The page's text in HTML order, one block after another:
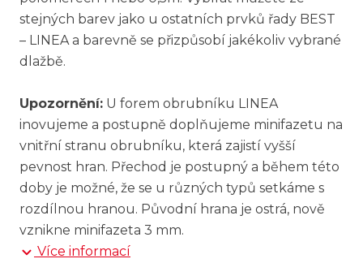
stejných barev jako u ostatních prvků řady BEST
– LINEA a barevně se přizpůsobí jakékoliv vybrané
dlažbě.
Upozornění: U forem obrubníku LINEA
inovujeme a postupně doplňujeme minifazetu na
vnitřní stranu obrubníku, která zajistí vyšší
pevnost hran. Přechod je postupný a během této
doby je možné, že se u různých typů setkáme s
rozdílnou hranou. Původní hrana je ostrá, nově
vznikne minifazeta 3 mm.
Více informací